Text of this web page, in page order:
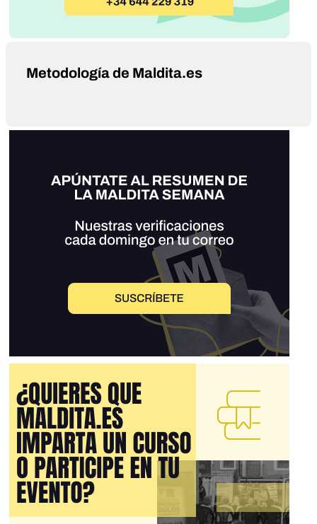
Metodología de Maldita.es